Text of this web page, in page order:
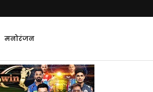
मनोरंजन